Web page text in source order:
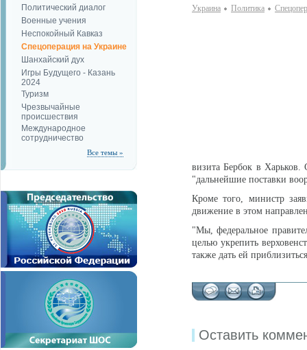
Политический диалог
Военные учения
Неспокойный Кавказ
Спецоперация на Украине
Шанхайский дух
Игры Будущего - Казань
2024
Туризм
Чрезвычайные
происшествия
Международное
сотрудничество
Все темы »
Украина Политика
визита Бербок в Харьков.
"дальнейшие поставки
Кроме того, министр
движение в этом
"Мы, федеральное
целью укрепить
также дать ей
Оставить